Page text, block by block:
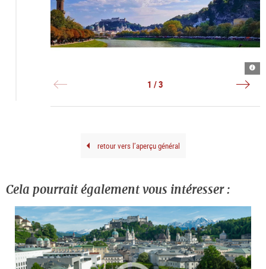
x-
1 / 3
retour vers l’aperçu général
Cela pourrait également vous intéresser :